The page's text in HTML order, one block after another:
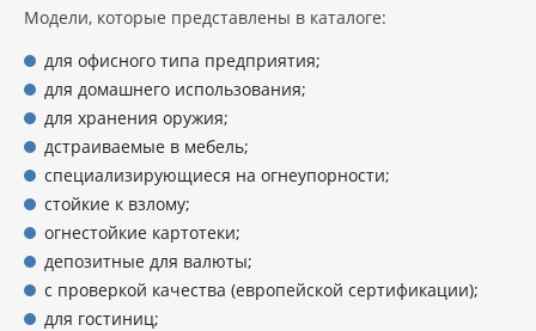
Модели, которые представлены в каталоге:
для офисного типа предприятия;
для домашнего использования;
для хранения оружия;
дстраиваемые в мебель;
специализирующиеся на огнеупорности;
стойкие к взлому;
огнестойкие картотеки;
депозитные для валюты;
с проверкой качества (европейской сертификации);
для гостиниц;